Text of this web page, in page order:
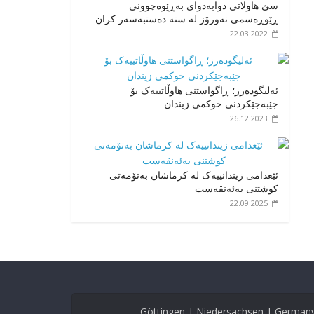
سێ هاولاتی دوابەدوای بەڕێوەچوونی
ڕێوڕەسمی نەورۆز لە سنە دەستبەسەر کران
22.03.2022
ئەلیگودەرز؛ ڕاگواستنی هاوڵاتییەک بۆ
جێبەجێکردنی حوکمی زیندان
26.12.2023
ئێعدامی زیندانییەک لە کرماشان بەتۆمەتی
کوشتنی بەئەنقەست
22.09.2025